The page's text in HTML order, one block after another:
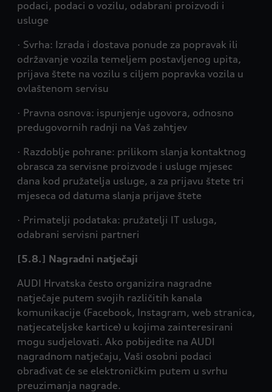
podaci, podaci o vozilu, odabrani proizvodi i
usluge
· Svrha: Izrada i dostava ponude za popravak ili
održavanje vozila temeljem postavljenog upita,
prijava štete na vozilu s ciljem popravka vozila u
ovlaštenom servisu
· Pravna osnova: ispunjenje ugovora, odnosno
predugovornih radnji na Vaš zahtjev
· Razdoblje pohrane: prilikom slanja kontaktnog
obrasca za servisne proizvode i usluge mjesec
dana kod pružatelja usluge, a za prijavu štete tri
mjeseca od datuma slanja prijave štete
· Primatelji podataka: pružatelji IT usluga,
odabrani servisni partneri
[5.8.] Nagradni natječaji
AUDI Hrvatska često organizira nagradne
natječaje putem svojih različitih kanala
komunikacije (Facebook, Instagram, web stranica,
natjecateljske kartice) u kojima zainteresirani
mogu sudjelovati. Ako pobijedite na AUDI
nagradnom natječaju, Vaši osobni podaci
obrađivat će se elektroničkim putem u svrhu
preuzimanja nagrade.